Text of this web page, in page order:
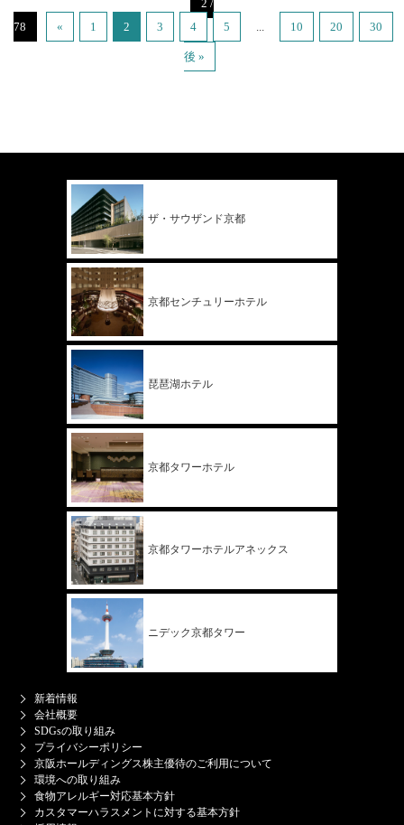
2 /
78
« 1 2 3 4 5 ... 10 20 30
後 »
ザ・サウザンド京都
京都センチュリーホテル
琵琶湖ホテル
京都タワーホテル
京都タワーホテルアネックス
ニデック京都タワー
新着情報
会社概要
SDGsの取り組み
プライバシーポリシー
京阪ホールディングス株主優待のご利用について
環境への取り組み
食物アレルギー対応基本方針
カスタマーハラスメントに対する基本方針